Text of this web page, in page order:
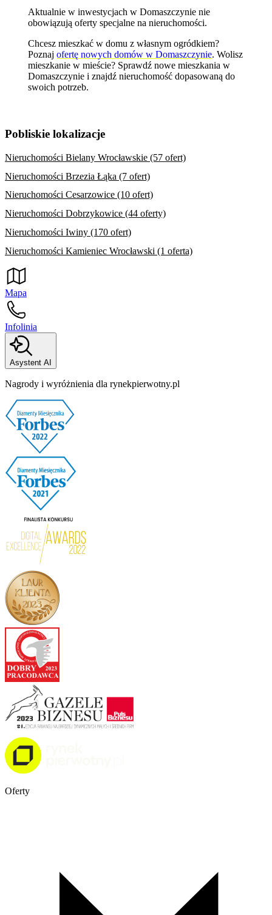
Aktualnie w inwestycjach w Domaszczynie nie
obowiązują oferty specjalne na nieruchomości.
Chcesz mieszkać w domu z własnym ogródkiem?
Poznajofertę nowych domów w Domaszczynie. Wolisz
mieszkanie w mieście? Sprawdźnowe mieszkania w
Domaszczynie i znajdź nieruchomość dopasowaną do
swoich potrzeb.
Pobliskie lokalizacje
Nieruchomości Bielany Wrocławskie (57 ofert)
Nieruchomości Brzezia Łąka (7 ofert)
Nieruchomości Cesarzowice (10 ofert)
Nieruchomości Dobrzykowice (44 oferty)
Nieruchomości Iwiny (170 ofert)
Nieruchomości Kamieniec Wrocławski (1 oferta)
Mapa
Infolinia
Asystent AI
Nagrody i wyróżnienia dla rynekpierwotny.pl
Oferty